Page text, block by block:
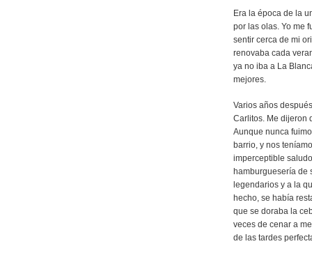
Era la época de la
por las olas. Yo me
sentir cerca de mi
renovaba cada
ya no iba a La
mejores.
Varios años
Carlitos. Me dijeron
Aunque nunca
barrio, y nos
imperceptible
hamburguesería de
legendarios y a la
hecho, se había
que se doraba la
veces de cenar a
de las tardes